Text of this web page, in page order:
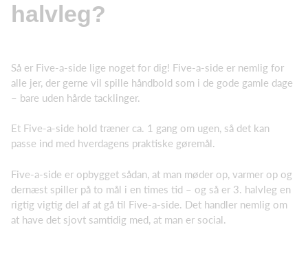
halvleg?
Så er Five-a-side lige noget for dig! Five-a-side er nemlig for
alle jer, der gerne vil spille håndbold som i de gode gamle dage
– bare uden hårde tacklinger.
Et Five-a-side hold træner ca. 1 gang om ugen, så det kan
passe ind med hverdagens praktiske gøremål.
Five-a-side er opbygget sådan, at man møder op, varmer op og
dernæst spiller på to mål i en times tid – og så er 3. halvleg en
rigtig vigtig del af at gå til Five-a-side. Det handler nemlig om
at have det sjovt samtidig med, at man er social.